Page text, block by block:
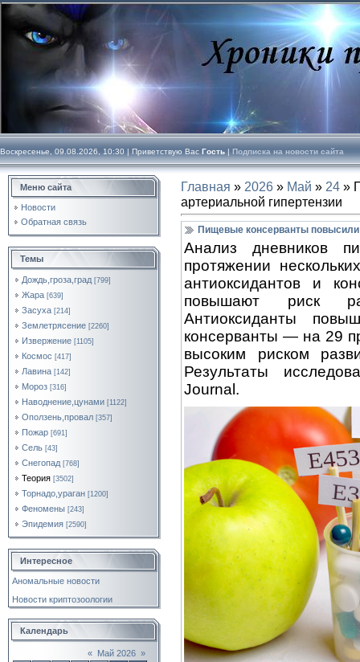
Воскресенье, 09.08.2026, 10:30 | Приветствую Вас Гость | Подписка на новости сайта
Меню сайта
Новости
Обратная связь
Темы
Дождь,гроза,град [799]
Жара [639]
Засуха [214]
Землетрясение [2260]
Извержение [1105]
Космос [417]
Лавина [142]
Мороз [316]
Наводнение,цунами [1122]
Оползень,провал [357]
Пожар [691]
Сель [43]
Снегопад [768]
Теория [3502]
Торнадо,ураган [1200]
Феномены [243]
Эпидемия [2590]
Интересное
Аномальные новости
Новости криптозоологии
Календарь
« Май 2026 »
Главная » 2026 » Май » 24 »
артериальной гипертензии
Пищевые консерванты повысили
Анализ дневников
протяжении
антиоксидантов и
повышают риск
Антиоксиданты
консерванты — на 29
высоким риском
Результаты
Journal.